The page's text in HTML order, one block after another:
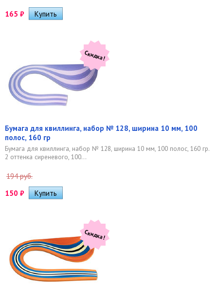
165 ₽
Скидка!
Бумага для квиллинга, набор № 128, ширина 10 мм, 100
полос, 160 гр
Бумага для квиллинга, набор № 128, ширина 10 мм, 100 полос, 160 гр.
2 оттенка сиреневого, 100...
194 руб.
150 ₽
Скидка!